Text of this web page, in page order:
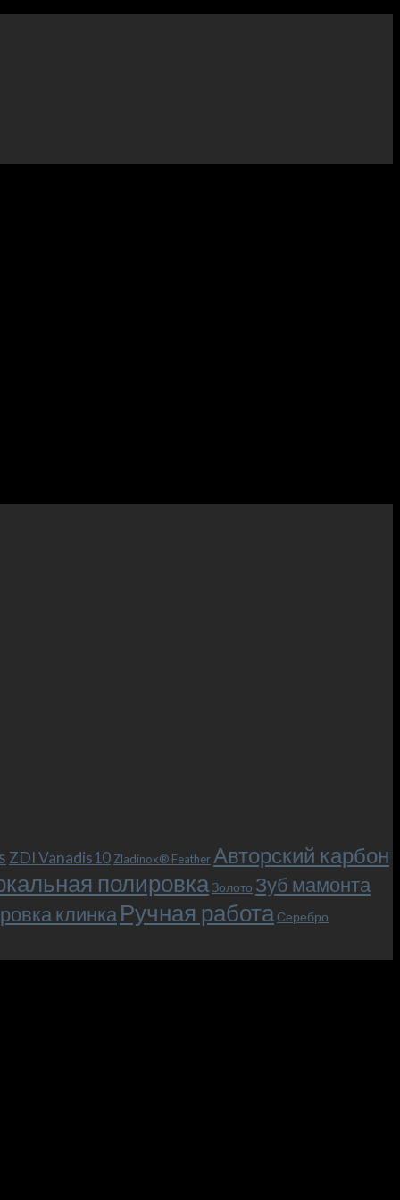
ZDI Vanadis10 Zladinox® FeatherАвторский карбон
полировка Золото Зуб мамонта
клинкаРучная работа Серебро